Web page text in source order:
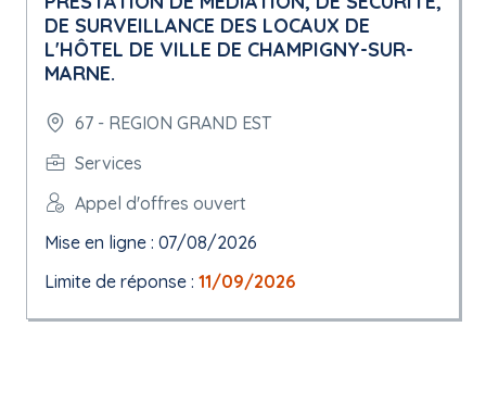
DE SURVEILLANCE DES LOCAUX DE
L'HÔTEL DE VILLE DE CHAMPIGNY-SUR-
MARNE.
67 - REGION GRAND EST
Services
Appel d'offres ouvert
Mise en ligne : 07/08/2026
Limite de réponse : 11/09/2026